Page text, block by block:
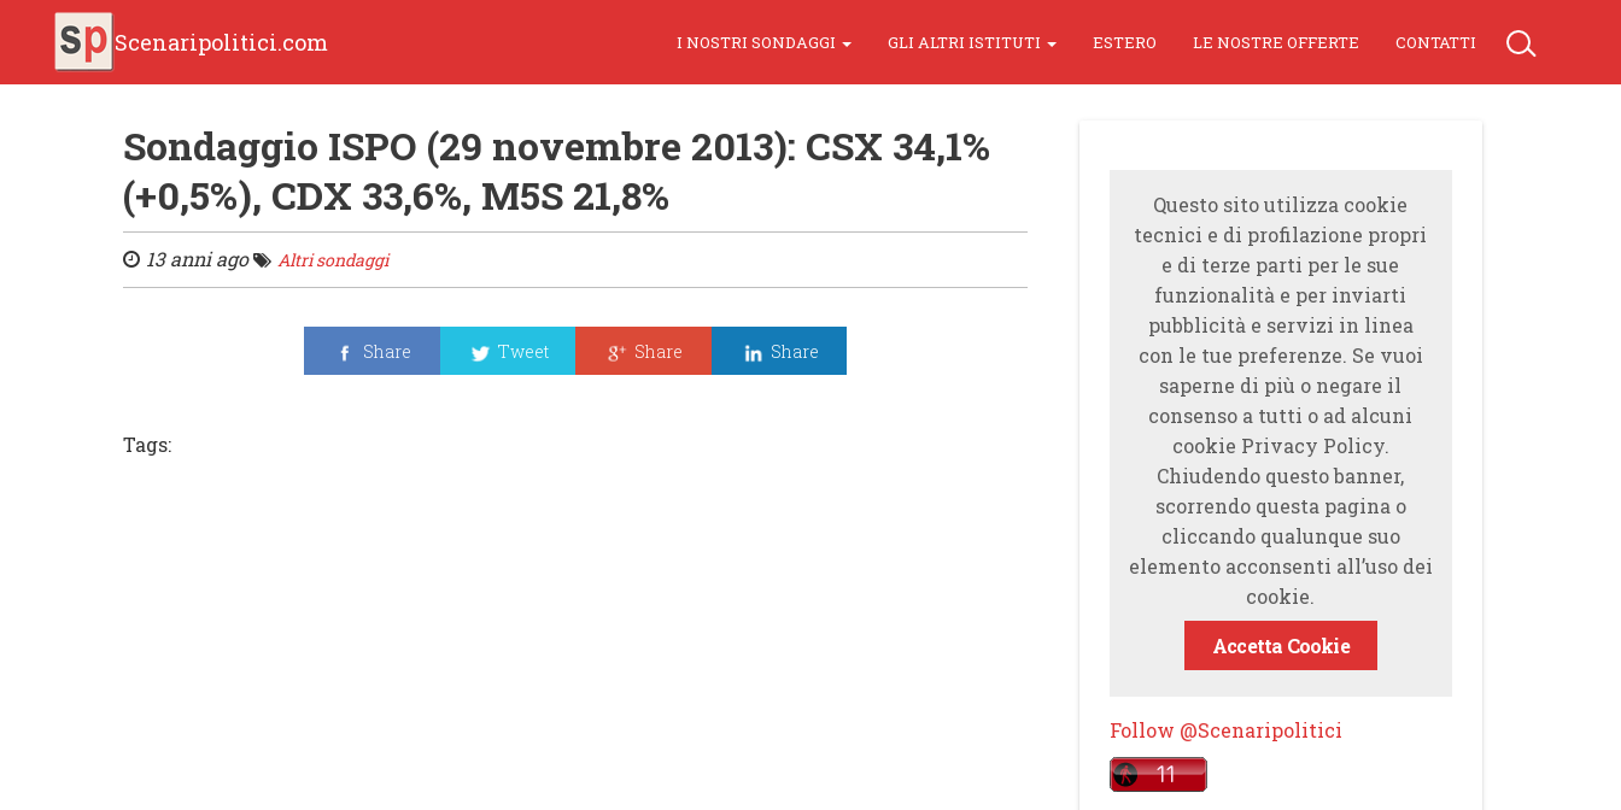
Scenaripolitici.com I NOSTRI SONDAGGI GLI ALTRI ISTITUTI ESTERO LE NOSTRE OFFERTE CONTATTI
Sondaggio ISPO (29 novembre 2013): CSX 34,1%
(+0,5%), CDX 33,6%, M5S 21,8%
13 anni ago Altri sondaggi
Share Tweet Share Share
Tags:
Questo sito utilizza cookie
tecnici e di profilazione propri
e di terze parti per le sue
funzionalità e per inviarti
pubblicità e servizi in linea
con le tue preferenze. Se vuoi
saperne di più o negare il
consenso a tutti o ad alcuni
cookie Privacy Policy.
Chiudendo questo banner,
scorrendo questa pagina o
cliccando qualunque suo
elemento acconsenti all’uso dei
cookie.
Accetta Cookie
Follow @Scenaripolitici